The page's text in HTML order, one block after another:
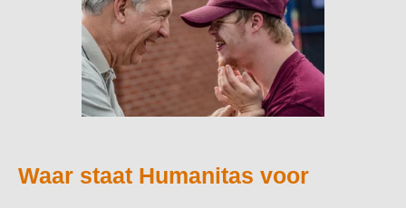
Waar staat Humanitas voor